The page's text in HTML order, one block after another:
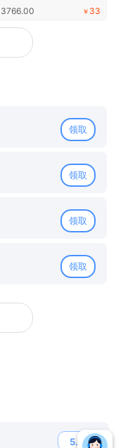
￥ 33
3766.00
领取
领取
领取
领取
5.0折